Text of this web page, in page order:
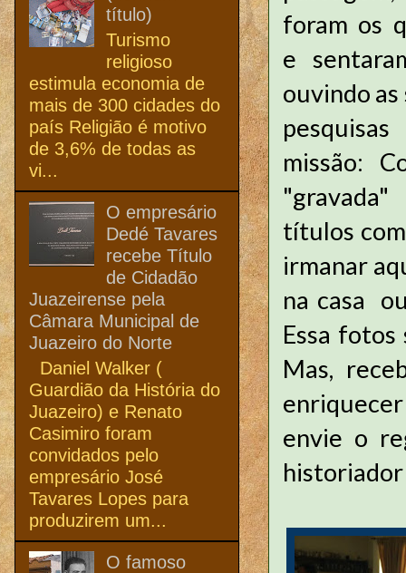
foram os
e
ouvindo
missão:
títulos
irmanar
na casa
Essa
Mas,
envie o
título)
Turismo
religioso
estimula economia de
mais de 300 cidades do
país Religião é motivo
de 3,6% de todas as
vi...
O empresário
Dedé Tavares
recebe Título
de Cidadão
Juazeirense pela
Câmara Municipal de
Juazeiro do Norte
Daniel Walker (
Guardião da História do
Juazeiro) e Renato
Casimiro foram
convidados pelo
empresário José
Tavares Lopes para
produzirem um...
O famoso